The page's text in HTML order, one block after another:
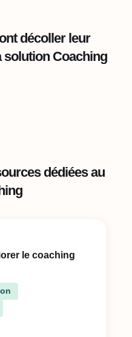
décoller leur
solution Coaching
dédiées au
le coaching